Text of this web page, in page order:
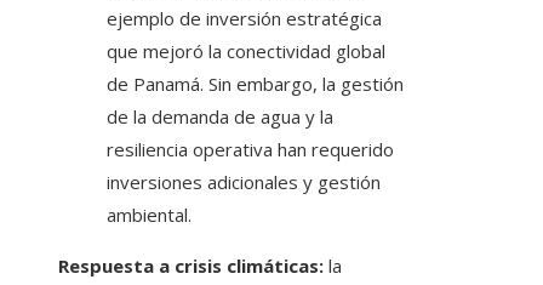
ejemplo de inversión estratégica
que mejoró la conectividad global
de Panamá. Sin embargo, la gestión
de la demanda de agua y la
resiliencia operativa han requerido
inversiones adicionales y gestión
ambiental.
Respuesta a crisis climáticas: la